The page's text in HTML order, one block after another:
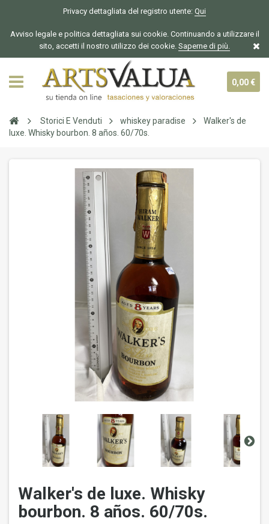
Privacy dettagliata del registro utente: Qui
Avviso legale e politica dettagliata sui cookie. Continuando a utilizzare il
sito, accetti il nostro utilizzo dei cookie. Saperne di più.
0,00 €
Storici E Venduti whiskey paradise
Walker's de
luxe. Whisky bourbon. 8 años. 60/70s.
Walker's de luxe. Whisky
bourbon. 8 años. 60/70s.